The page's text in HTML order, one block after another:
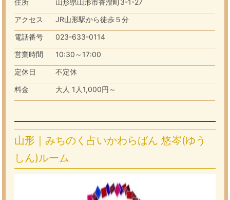
住所
山形県山形市香澄町3-1-27
アクセス
JR山形駅から徒歩５分
電話番号
023-633-0114
営業時間
10:30～17:00
定休日
不定休
料金
大人 1人1,000円～
山形｜みちのく占いかわらばん 悠岑(ゆう
しん)ルーム